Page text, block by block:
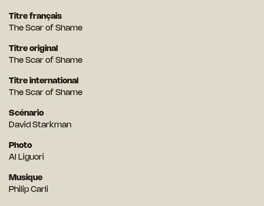
Titre français
The Scar of Shame
Titre original
The Scar of Shame
Titre international
The Scar of Shame
Scénario
David Starkman
Photo
Al Liguori
Musique
Philip Carli